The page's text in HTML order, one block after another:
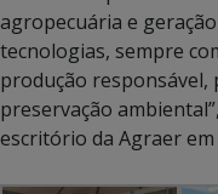
agropecuária e
tecnologias, sempre
produção responsável,
preservação
escritório da Agraer